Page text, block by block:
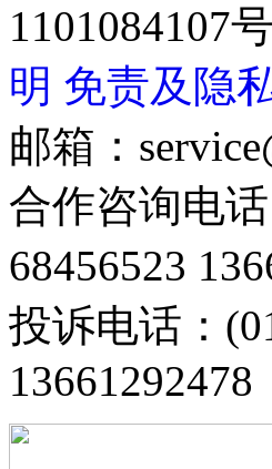
1101084107
明 免责及隐
邮箱：
合作咨询电
68456523
投诉电话：
13661292478